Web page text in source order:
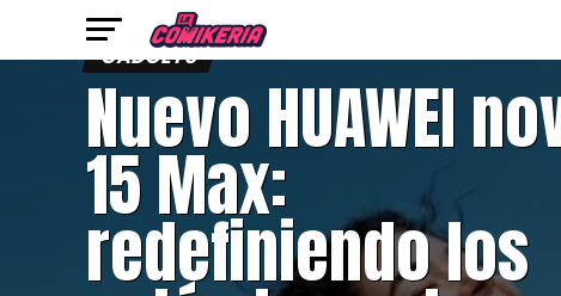
GADGETS
Nuevo HUAWEI
15 Max:
redefiniendo los